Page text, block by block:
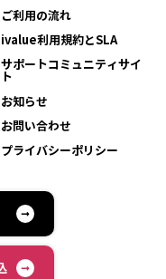
ご利用の流れ
ivalue利用規約とSLA
サポートコミュニティサイ
ト
お知らせ
お問い合わせ
プライバシーポリシー